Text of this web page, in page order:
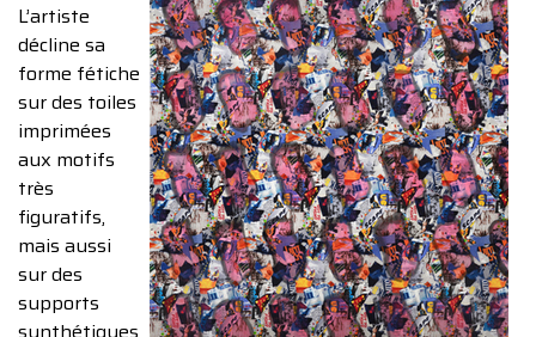
L’artiste
décline sa
forme fétiche
sur des toiles
imprimées
aux motifs
très
figuratifs,
mais aussi
sur des
supports